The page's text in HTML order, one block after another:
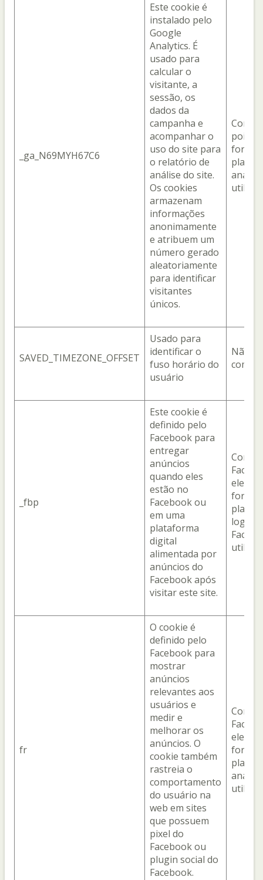
_ga_N69MYH67C6
Este cookie é
instalado pelo
Google
Analytics. É
usado para
calcular o
visitante, a
sessão, os
dados da
campanha e
acompanhar o
uso do site para
o relatório de
análise do site.
Os cookies
armazenam
informações
anonimamente
e atribuem um
número gerado
aleatoriamente
para identificar
visitantes
únicos.
Com o
pois
SAVED_TIMEZONE_OFFSET
Usado para
identificar o
fuso horário do
usuário
Não
_fbp
Este cookie é
definido pelo
Facebook para
entregar
anúncios
quando eles
estão no
Facebook ou
em uma
plataforma
digital
alimentada por
anúncios do
Facebook após
visitar este site.
Com o
ele é o
login
fr
O cookie é
definido pelo
Facebook para
mostrar
anúncios
relevantes aos
usuários e
medir e
melhorar os
anúncios. O
cookie também
rastreia o
comportamento
do usuário na
web em sites
que possuem
pixel do
Facebook ou
plugin social do
Facebook.
Com o
ele é o